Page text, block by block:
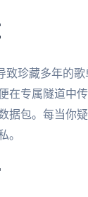
珍藏多年的
在专属隧道中
包。每当你
。